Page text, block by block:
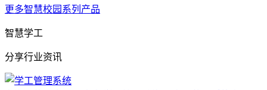
更多智慧校园系列产品
智慧学工
分享行业资讯